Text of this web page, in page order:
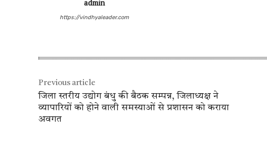
admin
https://vindhyaleader.com
Previous article
जिला स्तरीय उद्योग बंधु की बैठक सम्पन्न, जिलाध्यक्ष ने
व्यापारियों को होने वाली समस्याओं से प्रशासन को कराया
अवगत